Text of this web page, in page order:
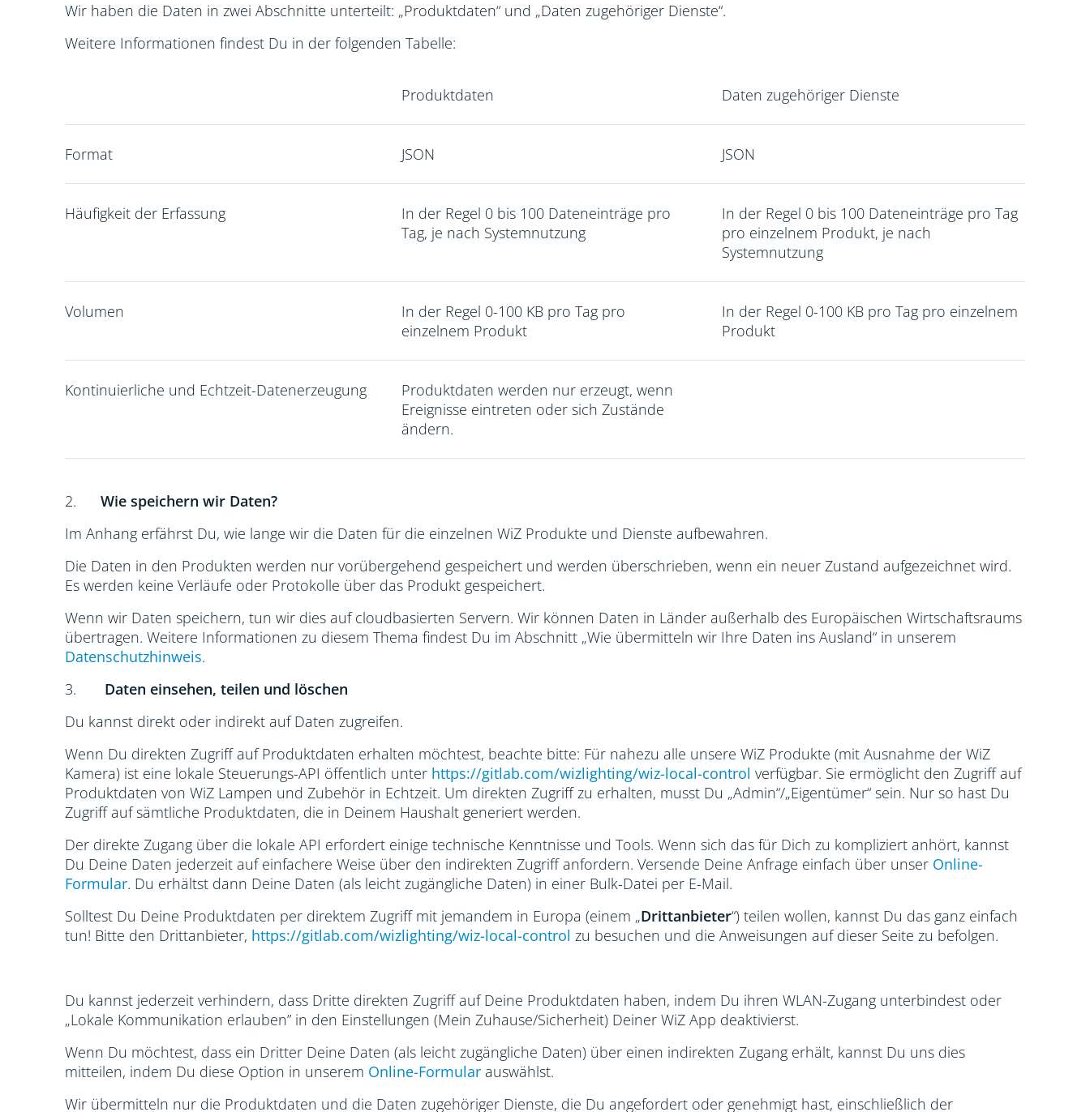
Wir haben die Daten in zwei Abschnitte unterteilt: „Produktdaten“ und „Daten zugehöriger Dienste“.
Weitere Informationen findest Du in der folgenden Tabelle:
Produktdaten Daten zugehöriger Dienste
Format JSON JSON
Häufigkeit der Erfassung
In der Regel 0 bis 100 Dateneinträge pro
Tag, je nach Systemnutzung
In der Regel 0 bis 100 Dateneinträge pro Tag
pro einzelnem Produkt, je nach
Systemnutzung
Volumen
In der Regel 0-100 KB pro Tag pro
einzelnem Produkt
In der Regel 0-100 KB pro Tag pro einzelnem
Produkt
Kontinuierliche und Echtzeit-Datenerzeugung
Produktdaten werden nur erzeugt, wenn
Ereignisse eintreten oder sich Zustände
ändern.
2. Wie speichern wir Daten?
Im Anhang erfährst Du, wie lange wir die Daten für die einzelnen WiZ Produkte und Dienste aufbewahren.
Die Daten in den Produkten werden nur vorübergehend gespeichert und werden überschrieben, wenn ein neuer Zustand aufgezeichnet wird.
Es werden keine Verläufe oder Protokolle über das Produkt gespeichert.
Wenn wir Daten speichern, tun wir dies auf cloudbasierten Servern. Wir können Daten in Länder außerhalb des Europäischen Wirtschaftsraums
übertragen. Weitere Informationen zu diesem Thema findest Du im Abschnitt „Wie übermitteln wir Ihre Daten ins Ausland“ in unserem
Datenschutzhinweis.
3. Daten einsehen, teilen und löschen
Du kannst direkt oder indirekt auf Daten zugreifen.
Wenn Du direkten Zugriff auf Produktdaten erhalten möchtest, beachte bitte: Für nahezu alle unsere WiZ Produkte (mit Ausnahme der WiZ
Kamera) ist eine lokale Steuerungs-API öffentlich unter https://gitlab.com/wizlighting/wiz-local-control verfügbar. Sie ermöglicht den Zugriff auf
Produktdaten von WiZ Lampen und Zubehör in Echtzeit. Um direkten Zugriff zu erhalten, musst Du „Admin“/„Eigentümer“ sein. Nur so hast Du
Zugriff auf sämtliche Produktdaten, die in Deinem Haushalt generiert werden.
Der direkte Zugang über die lokale API erfordert einige technische Kenntnisse und Tools. Wenn sich das für Dich zu kompliziert anhört, kannst
Du Deine Daten jederzeit auf einfachere Weise über den indirekten Zugriff anfordern. Versende Deine Anfrage einfach über unser Online-
Formular. Du erhältst dann Deine Daten (als leicht zugängliche Daten) in einer Bulk-Datei per E-Mail.
Solltest Du Deine Produktdaten per direktem Zugriff mit jemandem in Europa (einem „Drittanbieter“) teilen wollen, kannst Du das ganz einfach
tun! Bitte den Drittanbieter, https://gitlab.com/wizlighting/wiz-local-control zu besuchen und die Anweisungen auf dieser Seite zu befolgen.
Du kannst jederzeit verhindern, dass Dritte direkten Zugriff auf Deine Produktdaten haben, indem Du ihren WLAN-Zugang unterbindest oder
„Lokale Kommunikation erlauben” in den Einstellungen (Mein Zuhause/Sicherheit) Deiner WiZ App deaktivierst.
Wenn Du möchtest, dass ein Dritter Deine Daten (als leicht zugängliche Daten) über einen indirekten Zugang erhält, kannst Du uns dies
mitteilen, indem Du diese Option in unserem Online-Formular auswählst.
Wir übermitteln nur die Produktdaten und die Daten zugehöriger Dienste, die Du angefordert oder genehmigt hast, einschließlich der